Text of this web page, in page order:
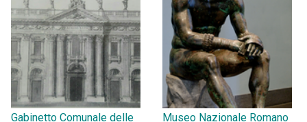
Gabinetto Comunale delle
Museo Nazionale Romano